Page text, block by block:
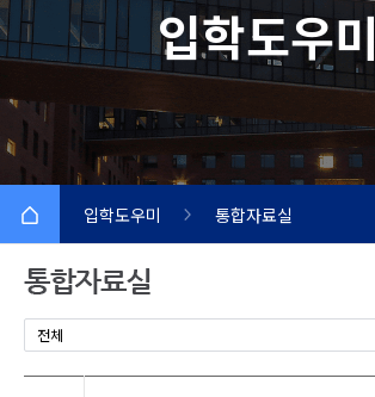
입학도우미
입학도우미 통합자료실
전체